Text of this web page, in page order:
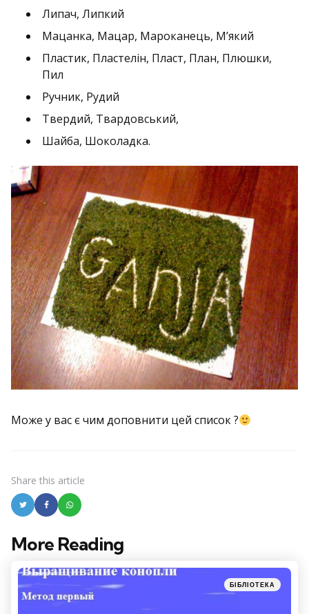
Липач, Липкий
Мацанка, Мацар, Мароканець, М’який
Пластик, Пластелін, Пласт, План, Плюшки,
Пил
Ручник, Рудий
Твердий, Твардовський,
Шайба, Шоколадка.
Може у вас є чим доповнити цей список ?
Share this article
More Reading
Post
navigation
Posted
in
БІБЛІОТЕКА